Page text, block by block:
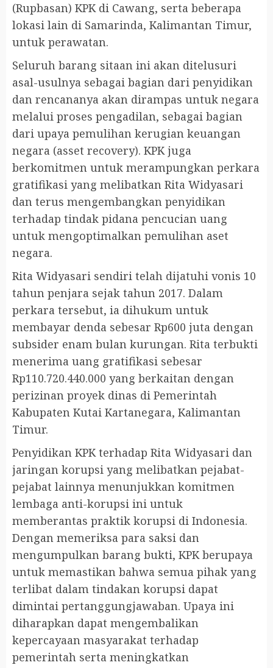
(Rupbasan) KPK di Cawang, serta beberapa
lokasi lain di Samarinda, Kalimantan Timur,
untuk perawatan.
Seluruh barang sitaan ini akan ditelusuri
asal-usulnya sebagai bagian dari penyidikan
dan rencananya akan dirampas untuk negara
melalui proses pengadilan, sebagai bagian
dari upaya pemulihan kerugian keuangan
negara (asset recovery). KPK juga
berkomitmen untuk merampungkan perkara
gratifikasi yang melibatkan Rita Widyasari
dan terus mengembangkan penyidikan
terhadap tindak pidana pencucian uang
untuk mengoptimalkan pemulihan aset
negara.
Rita Widyasari sendiri telah dijatuhi vonis 10
tahun penjara sejak tahun 2017. Dalam
perkara tersebut, ia dihukum untuk
membayar denda sebesar Rp600 juta dengan
subsider enam bulan kurungan. Rita terbukti
menerima uang gratifikasi sebesar
Rp110.720.440.000 yang berkaitan dengan
perizinan proyek dinas di Pemerintah
Kabupaten Kutai Kartanegara, Kalimantan
Timur.
Penyidikan KPK terhadap Rita Widyasari dan
jaringan korupsi yang melibatkan pejabat-
pejabat lainnya menunjukkan komitmen
lembaga anti-korupsi ini untuk
memberantas praktik korupsi di Indonesia.
Dengan memeriksa para saksi dan
mengumpulkan barang bukti, KPK berupaya
untuk memastikan bahwa semua pihak yang
terlibat dalam tindakan korupsi dapat
dimintai pertanggungjawaban. Upaya ini
diharapkan dapat mengembalikan
kepercayaan masyarakat terhadap
pemerintah serta meningkatkan